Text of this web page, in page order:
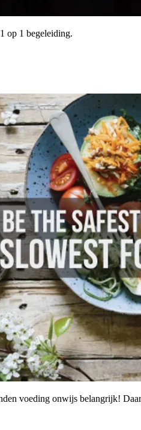
op 1 begeleiding.
voeding onwijs belangrijk!